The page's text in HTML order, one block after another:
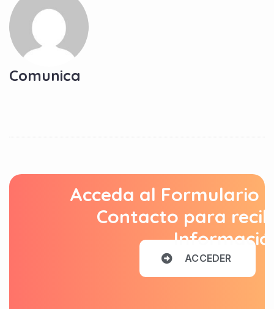
Comunica
Acceda al Formulario
Contacto para
ACCEDER